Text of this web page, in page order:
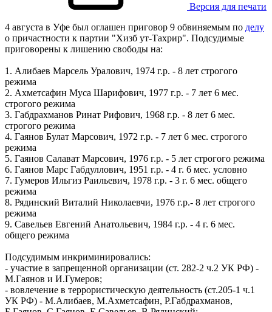
Версия для печати
4 августа в Уфе был оглашен приговор 9 обвиняемым по делу
о причастности к партии "Хизб ут-Тахрир". Подсудимые
приговорены к лишению свободы на:
1. Алибаев Марсель Уралович, 1974 г.р. - 8 лет строгого
режима
2. Ахметсафин Муса Шарифович, 1977 г.р. - 7 лет 6 мес.
строгого режима
3. Габдрахманов Ринат Рифович, 1968 г.р. - 8 лет 6 мес.
строгого режима
4. Гаянов Булат Марсович, 1972 г.р. - 7 лет 6 мес. строгого
режима
5. Гаянов Салават Марсович, 1976 г.р. - 5 лет строгого режима
6. Гаянов Марс Габдуллович, 1951 г.р. - 4 г. 6 мес. условно
7. Гумеров Ильгиз Раильевич, 1978 г.р. - 3 г. 6 мес. общего
режима
8. Рядинский Виталий Николаевчи, 1976 г.р.- 8 лет строгого
режима
9. Савельев Евгений Анатольевич, 1984 г.р. - 4 г. 6 мес.
общего режима
Подсудимым инкриминировались:
- участие в запрещенной организации (ст. 282-2 ч.2 УК РФ) -
М.Гаянов и И.Гумеров;
- вовлечение в террористическую деятельность (ст.205-1 ч.1
УК РФ) - М.Алибаев, М.Ахметсафин, Р.Габдрахманов,